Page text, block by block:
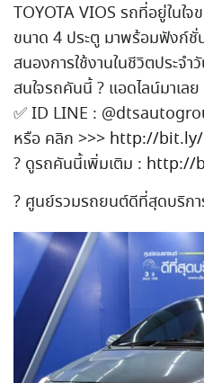
TOYOTA VIOS รถที่อยู่ในใ
ขนาด 4 ประตู มาพร้อมฟังก์ชั่
สนองการใช้งานในชีวิตประจำ
สนใจรถคันนี้ ? แอดไลน์มาเลย
✅ID LINE :
หรือ คลิก >>> http://bit.ly/
? ดูรถคันนี้เพิ่มเติม : http://
? ศูนย์รวมรถยนต์ดีที่สุดบริก